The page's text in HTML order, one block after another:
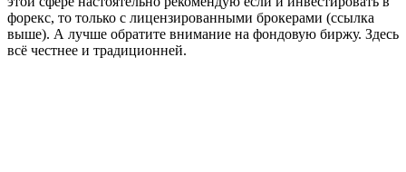
форекс, то только с лицензированными брокерами (ссылка
выше). А лучше обратите внимание на фондовую биржу. Здесь
всё честнее и традиционней.